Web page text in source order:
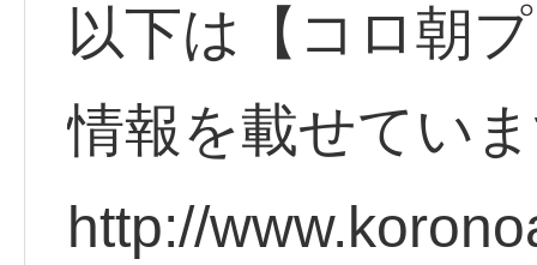
以下は【コロ朝
情報を載せてい
http://